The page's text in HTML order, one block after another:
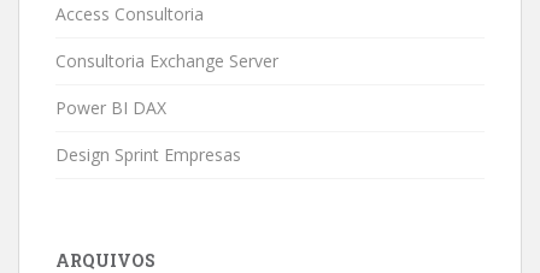
Access Consultoria
Consultoria Exchange Server
Power BI DAX
Design Sprint Empresas
ARQUIVOS